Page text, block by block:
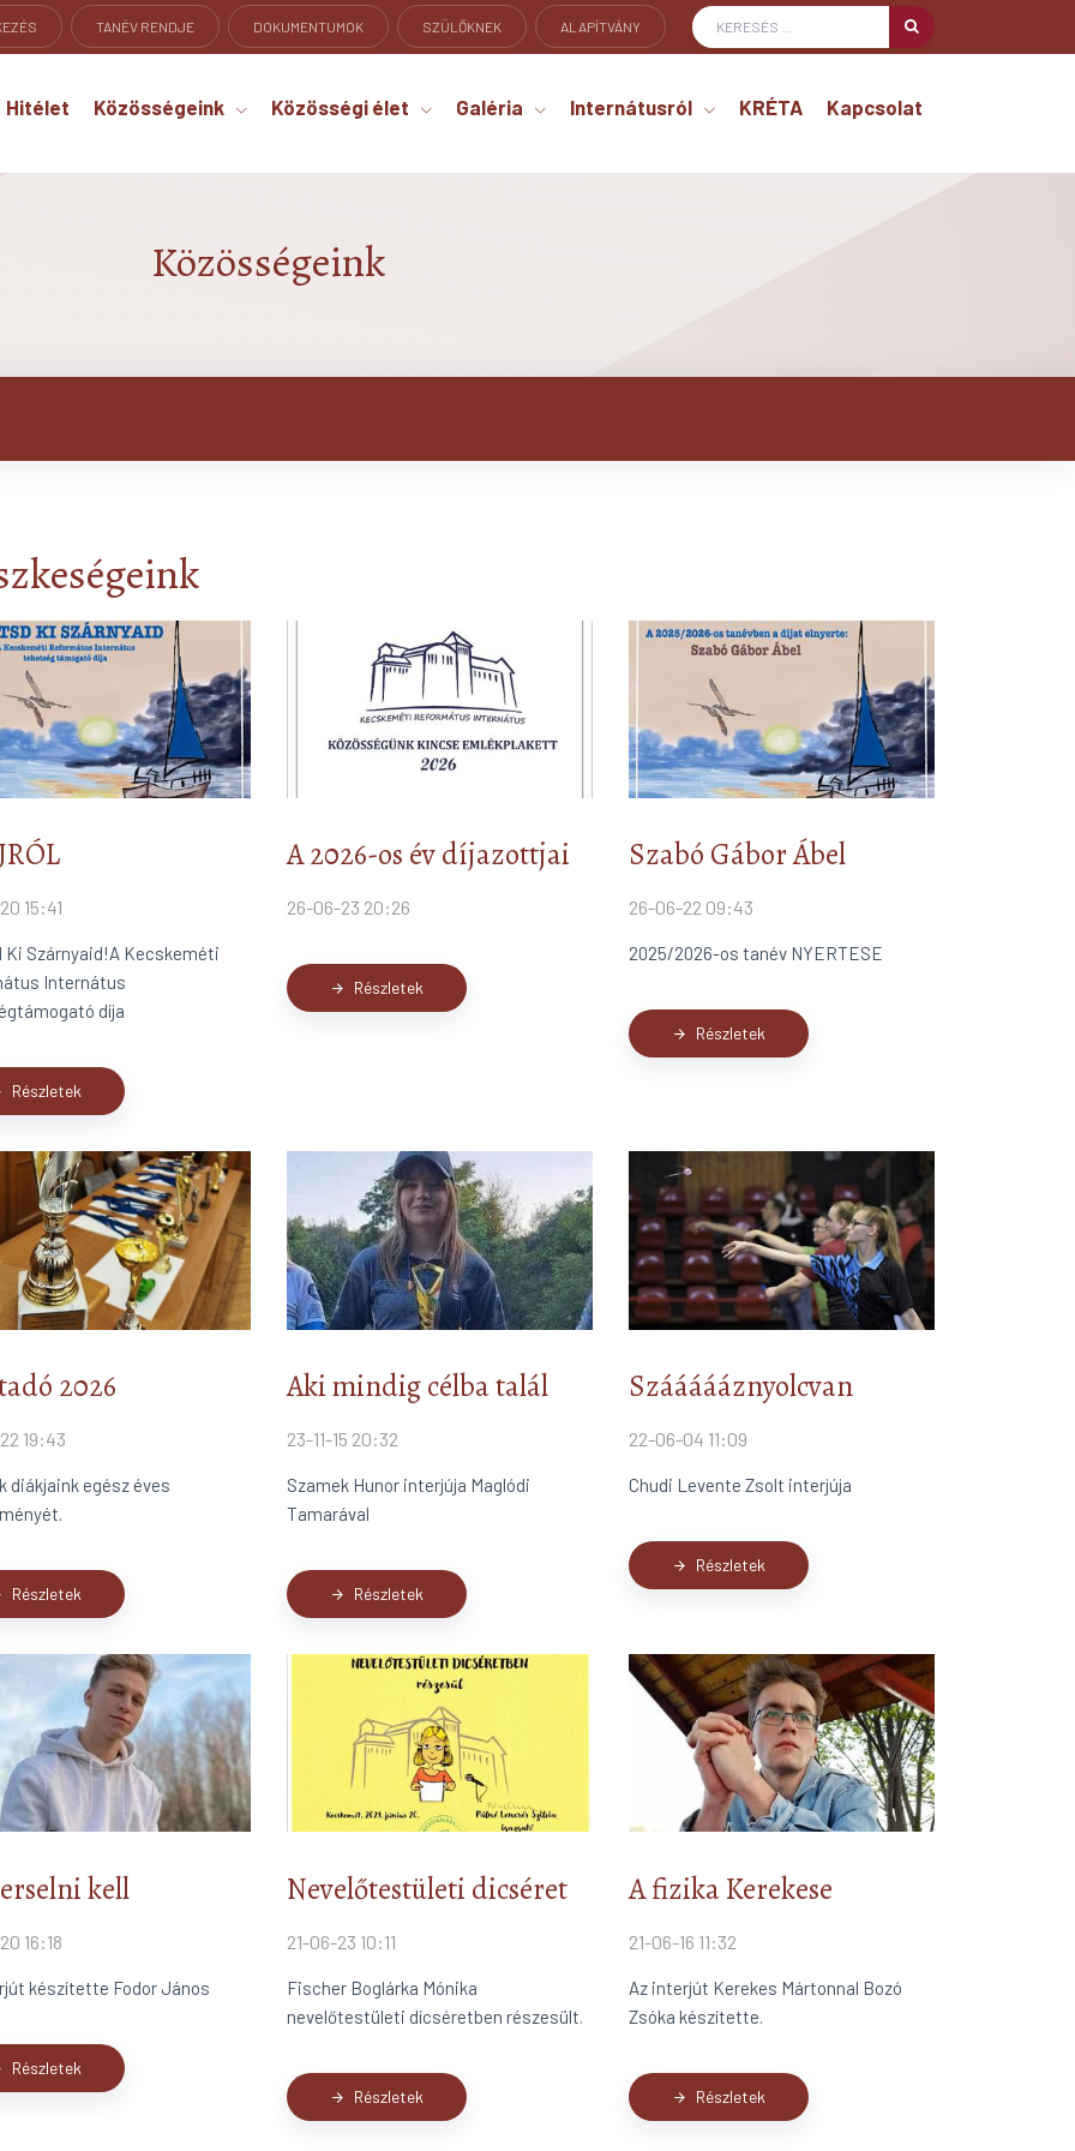
TANÉV RENDJE DOKUMENTUMOK SZÜLŐKNEK ALAPÍTVÁNY
Hitélet Közösségeink Közösségi élet Galéria Internátusról KRÉTA Kapcsolat
Közösségeink
15:41
Ki Szárnyaid!A Kecskeméti
Internátus
díja
Részletek
A 2026-os év díjazottjai
26-06-23 20:26
arrow_forward Részletek
Szabó Gábor Ábel
26-06-22 09:43
2025/2026-os tanév NYERTESE
arrow_forward Részletek
2026
19:43
diákjaink egész éves
Részletek
Aki mindig célba talál
23-11-15 20:32
Szamek Hunor interjúja Maglódi
Tamarával
arrow_forward Részletek
Száááááznyolcvan
22-06-04 11:09
Chudi Levente Zsolt interjúja
arrow_forward Részletek
kell
16:18
készítette Fodor János
Részletek
Nevelőtestületi dicséret
21-06-23 10:11
Fischer Boglárka Mónika
nevelőtestületi dícséretben részesült.
arrow_forward Részletek
A fizika Kerekese
21-06-16 11:32
Az interjút Kerekes Mártonnal Bozó
Zsóka készítette.
arrow_forward Részletek